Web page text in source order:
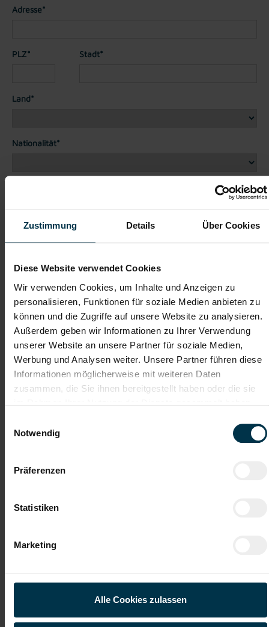
Zustimmung Details Über Cookies
Diese Website verwendet Cookies
Wir verwenden Cookies, um Inhalte und Anzeigen zu
personalisieren, Funktionen für soziale Medien anbieten zu
können und die Zugriffe auf unsere Website zu analysieren.
Außerdem geben wir Informationen zu Ihrer Verwendung
unserer Website an unsere Partner für soziale Medien,
Werbung und Analysen weiter. Unsere Partner führen diese
Informationen möglicherweise mit weiteren Daten
zusammen, die Sie ihnen bereitgestellt haben oder die sie
Notwendig
Präferenzen
Statistiken
Marketing
Alle Cookies zulassen
Adresse*
PLZ* Stadt*
Land*
Nationalität*
Dateianhänge (max. 30MB gesamt - Bilder, Word oder PDF)
Bewerbungsschreiben
Empfehlungschreiben / Zeugnisse
Ich habe die
Rahmen meiner Initiativbewerbung für die Dauer von drei
Jahren verarbeitet werden dürfen.*